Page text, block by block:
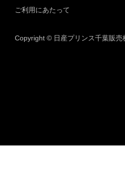
ご利用にあたって
Copyright © 日産プリンス千葉販売